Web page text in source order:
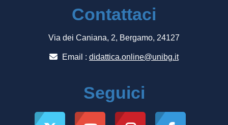
Contattaci
Via dei Caniana, 2, Bergamo, 24127
Email : didattica.online@unibg.it
Seguici